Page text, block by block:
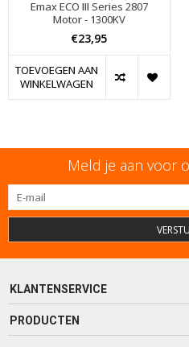
Emax ECO III Series 2807
Motor - 1300KV
€23,95
TOEVOEGEN AAN
WINKELWAGEN
Meld je aan voor
KLANTENSERVICE
PRODUCTEN